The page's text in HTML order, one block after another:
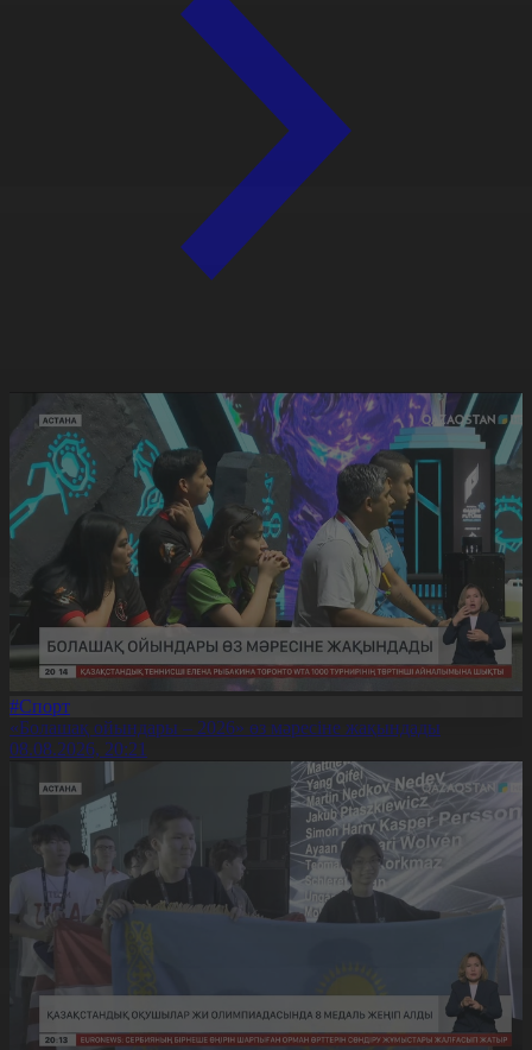
#Спорт
«Болашақ ойындары – 2026» өз мәресіне жақындады
08.08.2026, 20:21